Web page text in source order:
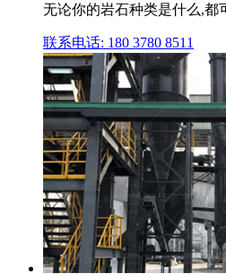
无论你的岩石种类是什么,都
联系电话: 180 3780 8511